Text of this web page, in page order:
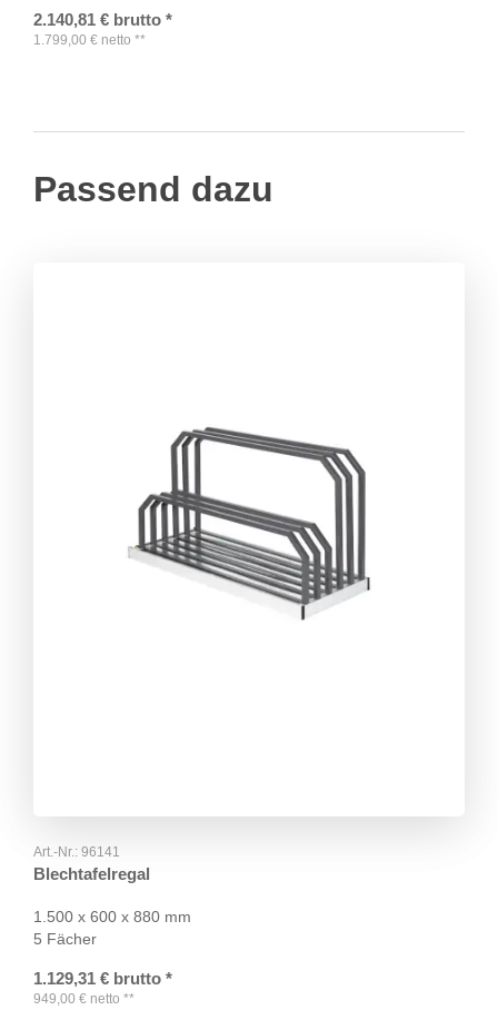
2.140,81 € brutto *
1.799,00 € netto **
Passend dazu
Art.-Nr.: 96141
Blechtafelregal
1.500 x 600 x 880 mm
5 Fächer
1.129,31 € brutto *
949,00 € netto **